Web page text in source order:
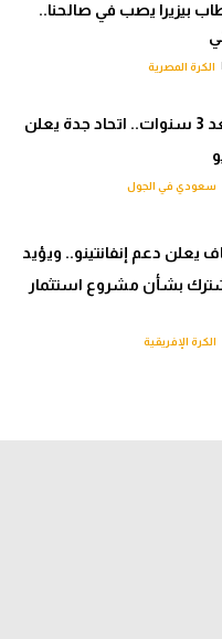
بيزيرا يصب في صالحنا..
الكرة المصرية
بعد 3 سنوات.. اتحاد جدة يعلن
سعودي في الجول
يعلن دعم إنفانتينو.. ويؤيد
بشأن مشروع استثمار
الكرة الإفريقية